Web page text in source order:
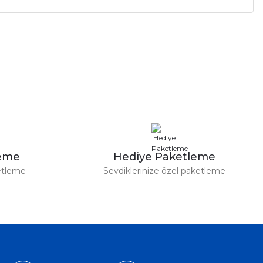
Hediye Paketleme
Sevdiklerinize özel paketleme